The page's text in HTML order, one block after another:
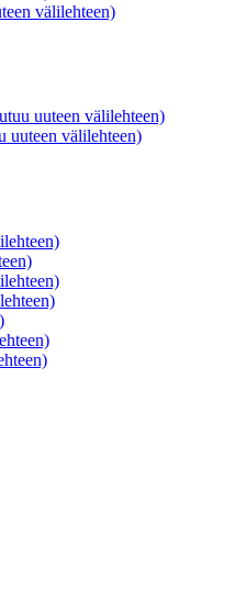
välilehteen)
uuteen välilehteen)
uuteen välilehteen)